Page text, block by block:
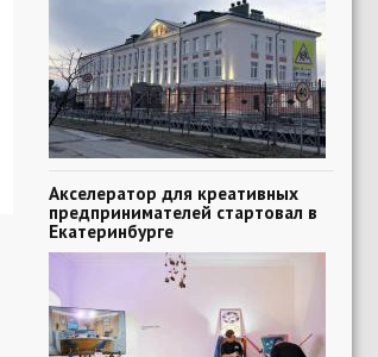
Акселератор для креативных
предпринимателей стартовал в
Екатеринбурге